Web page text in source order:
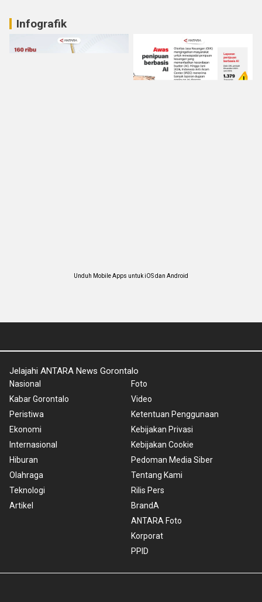
Infografik
Unduh Mobile Apps untuk iOS dan Android
Jelajahi ANTARA News Gorontalo
Nasional
Kabar Gorontalo
Peristiwa
Ekonomi
Internasional
Hiburan
Olahraga
Teknologi
Artikel
Foto
Video
Ketentuan Penggunaan
Kebijakan Privasi
Kebijakan Cookie
Pedoman Media Siber
Tentang Kami
Rilis Pers
BrandA
ANTARA Foto
Korporat
PPID